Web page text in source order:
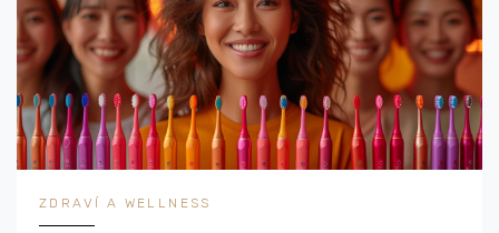
ZDRAVÍ A WELLNESS